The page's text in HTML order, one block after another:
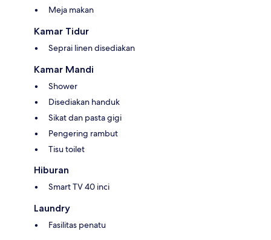
Meja makan
Kamar Tidur
Seprai linen disediakan
Kamar Mandi
Shower
Disediakan handuk
Sikat dan pasta gigi
Pengering rambut
Tisu toilet
Hiburan
Smart TV 40 inci
Laundry
Fasilitas penatu